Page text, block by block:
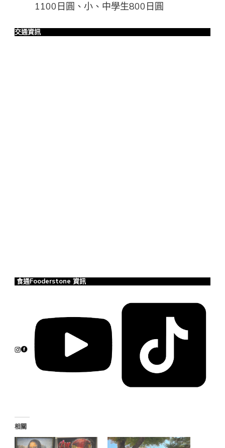
1100日圓、小、中學生800日圓
交通資訊
食通Fooderstone 資訊
相關